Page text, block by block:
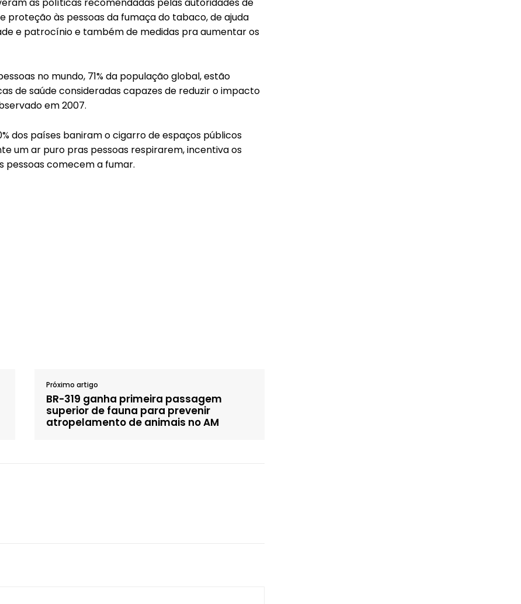
proteção às pessoas da fumaça do tabaco, de ajuda
e patrocínio e também de medidas pra aumentar os
no mundo, 71% da população global, estão
de saúde consideradas capazes de reduzir o impacto
em 2007.
dos países baniram o cigarro de espaços públicos
um ar puro pras pessoas respirarem, incentiva os
pessoas comecem a fumar.
Próximo artigo
BR-319 ganha primeira passagem
superior de fauna para prevenir
atropelamento de animais no AM